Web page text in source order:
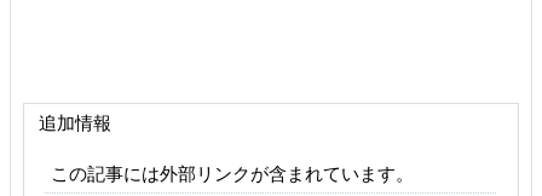
追加情報
この記事には外部リンクが含まれています。